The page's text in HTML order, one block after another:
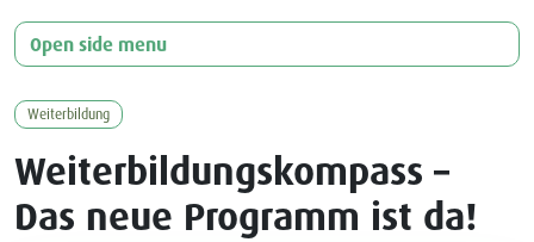
Weiterbildung
Weiterbildungskompass –
Das neue Programm ist da!
Open side menu